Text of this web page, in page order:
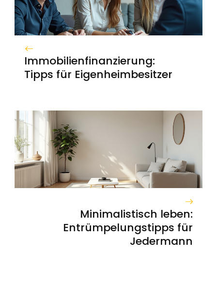
Immobilienfinanzierung:
Tipps für Eigenheimbesitzer
Minimalistisch leben:
Entrümpelungstipps für
Jedermann